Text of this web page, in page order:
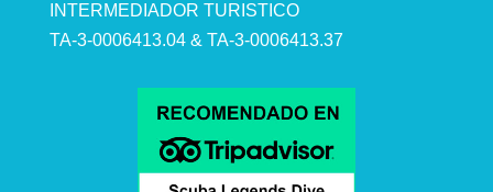
INTERMEDIADOR TURISTICO
TA-3-0006413.04 & TA-3-0006413.37